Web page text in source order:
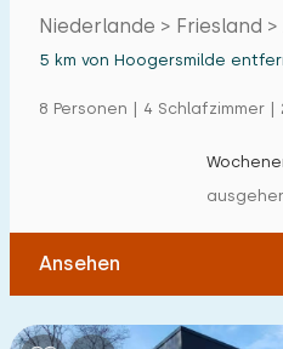
Niederlande > Friesland
5 km von Hoogersmilde
8 Personen | 4 Schlafzimmer |
Ansehen